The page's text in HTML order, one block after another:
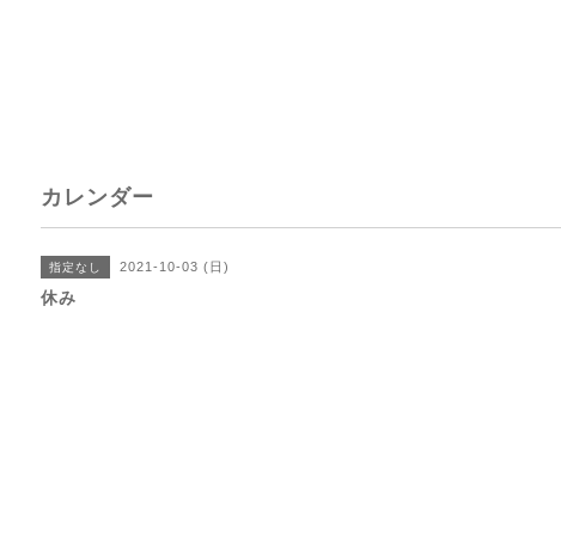
カレンダー
指定なし 2021-10-03 (日)
休み